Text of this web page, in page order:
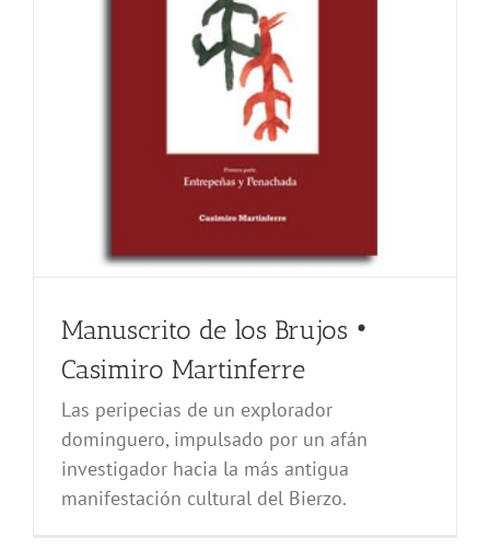
Manuscrito de los Brujos •
Casimiro Martinferre
Las peripecias de un explorador
dominguero, impulsado por un afán
investigador hacia la más antigua
manifestación cultural del Bierzo.